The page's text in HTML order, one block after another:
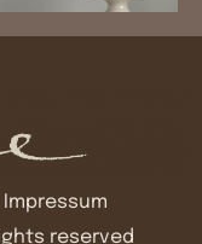
Impressum
reserved